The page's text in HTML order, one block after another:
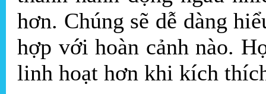
hơn. Chúng sẽ dễ dàng
hợp với hoàn cảnh nào.
linh hoạt hơn khi kích